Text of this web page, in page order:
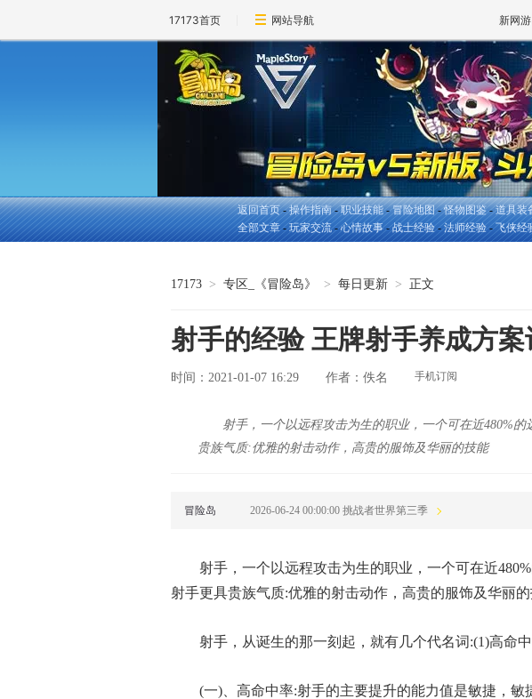
17173首页 网站导航 新网游
返回首页-操作指南-职业技能-冒险地图-怪物图鉴-道具装
全部文章-玩家交流-心情故事-战士经验-法师经验-飞侠经
17173 > 专区_《冒险岛》 > 每日更新 > 正文
射手的经验 王牌射手养成方案
时间：2021-01-07 16:29 作者： 佚名 手机订阅
射手，一个以远程攻击为生的职业，一个可在近480%
贵族气质:优雅的射击动作，高贵的服饰及华丽的技能
冒险岛 2026-06-24 00:00:00 挑战者世界第三季
射手，一个以远程攻击为生的职业，一个可在近
射手更具贵族气质:优雅的射击动作，高贵的服饰及华丽
射手，从诞生的那一刻起，就有几个代名词:(1)高命
(一)、高命中率:射手的主要提升的能力值是敏捷，